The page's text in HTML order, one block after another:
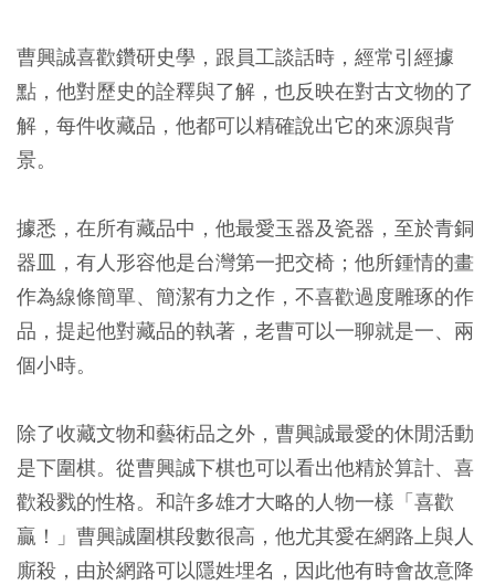
曹興誠喜歡鑽研史學，跟員工談話時，經常引經據
點，他對歷史的詮釋與了解，也反映在對古文物的了
解，每件收藏品，他都可以精確說出它的來源與背
景。
據悉，在所有藏品中，他最愛玉器及瓷器，至於青銅
器皿，有人形容他是台灣第一把交椅；他所鍾情的畫
作為線條簡單、簡潔有力之作，不喜歡過度雕琢的作
品，提起他對藏品的執著，老曹可以一聊就是一、兩
個小時。
除了收藏文物和藝術品之外，曹興誠最愛的休閒活動
是下圍棋。從曹興誠下棋也可以看出他精於算計、喜
歡殺戮的性格。和許多雄才大略的人物一樣「喜歡
贏！」曹興誠圍棋段數很高，他尤其愛在網路上與人
廝殺，由於網路可以隱姓埋名，因此他有時會故意降